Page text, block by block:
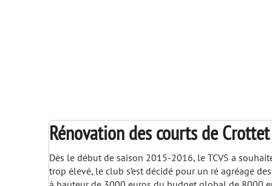
Rénovation des courts de Crottet
Dès le début de saison 2015-2016, le TCVS a
trop élevé, le club s’est décidé pour un ré agréage